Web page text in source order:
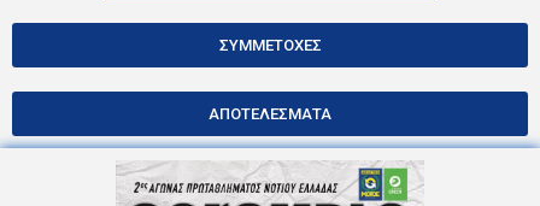
ΣΥΜΜΕΤΟΧΕΣ
ΑΠΟΤΕΛΕΣΜΑΤΑ